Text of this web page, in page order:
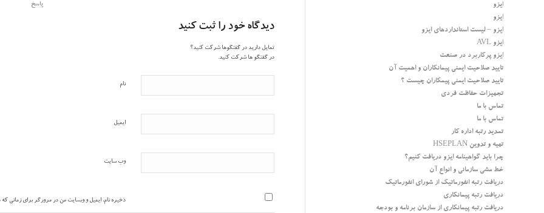
پاسخ
دیدگاه خود را ثبت کنید
تمایل دارید در گفتگوها شرکت کنید؟
در گفتگو ها شرکت کنید.
نام
ایمیل
وب‌ سایت
ذخیره نام، ایمیل و وبسایت من در مرورگر برای زمانی
ایزو
ایزو
ایزو – لیست استانداردهای ایزو
ایزو AVL
ایزو پرکاربرد در صنعت
تایید صلاحیت ایمنی پیمانکاران و اهمیت آن
تایید صلاحیت ایمنی پیمکاران چیست ؟
تجهیزات حفاظت فردی
تماس با ما
تماس با ما
تمدید رتبه اداره کار
تهیه و تدوین HSEPLAN
چرا باید گواهینامه ایزو دریافت کنیم؟
خط مشی سازمانی و انواع آن
دریافت رتبه انفورماتیک از شورای انفورماتیک
دریافت رتبه پیمانکاری
دریافت رتبه پیمانکاری از سازمان برنامه و بودجه